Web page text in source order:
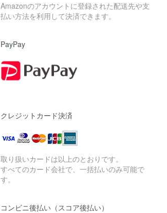
Amazonのアカウントに登録された配送先や支
払い方法を利用して決済できます。
PayPay
クレジットカード決済
取り扱いカードは以上のとおりです。
すべてのカード会社で、一括払いのみ可能で
す。
コンビニ後払い（スコア後払い）